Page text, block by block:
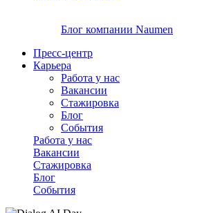
Блог компании Naumen
Пресс-центр
Карьера
Работа у нас
Вакансии
Стажировка
Блог
События
Работа у нас
Вакансии
Стажировка
Блог
События